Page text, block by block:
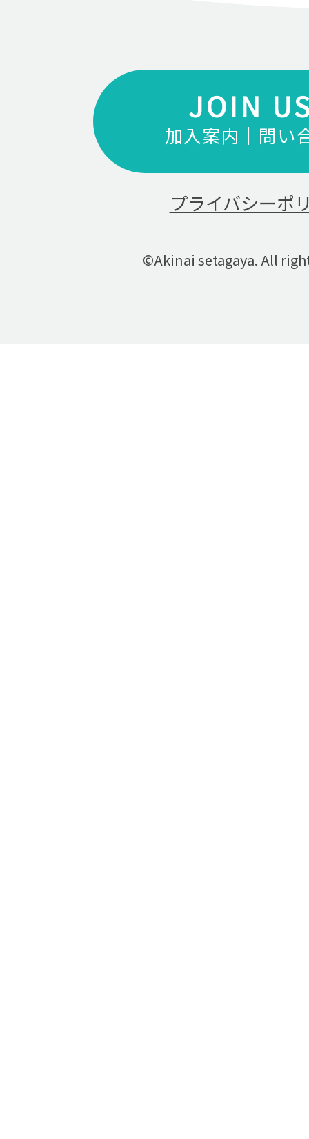
JOIN
加入案内｜問い
プライバシーポ
©Akinai setagaya. All